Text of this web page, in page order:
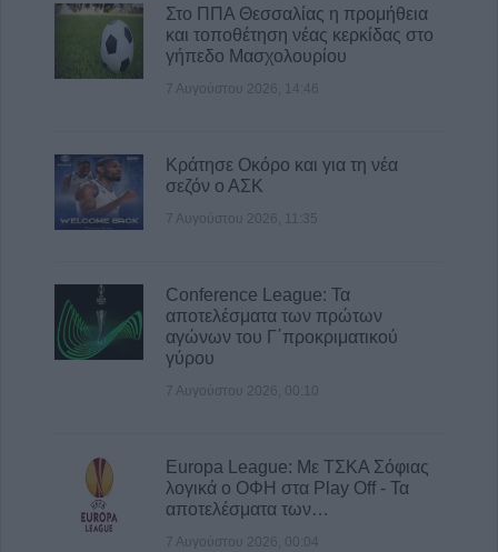
Στο ΠΠΑ Θεσσαλίας η προμήθεια
και τοποθέτηση νέας κερκίδας στο
γήπεδο Μασχολουρίου
7 Αυγούστου 2026, 14:46
Κράτησε Οκόρο και για τη νέα
σεζόν ο ΑΣΚ
7 Αυγούστου 2026, 11:35
Conference League: Τα
αποτελέσματα των πρώτων
αγώνων του Γ΄προκριματικού
γύρου
7 Αυγούστου 2026, 00:10
Europa League: Με ΤΣΚΑ Σόφιας
λογικά ο ΟΦΗ στα Play Off - Τα
αποτελέσματα των…
7 Αυγούστου 2026, 00:04